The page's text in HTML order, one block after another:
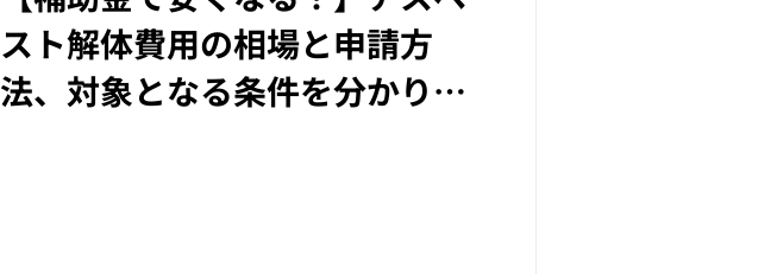
スト解体費用の相場と申請方
法、対象となる条件を分かりや